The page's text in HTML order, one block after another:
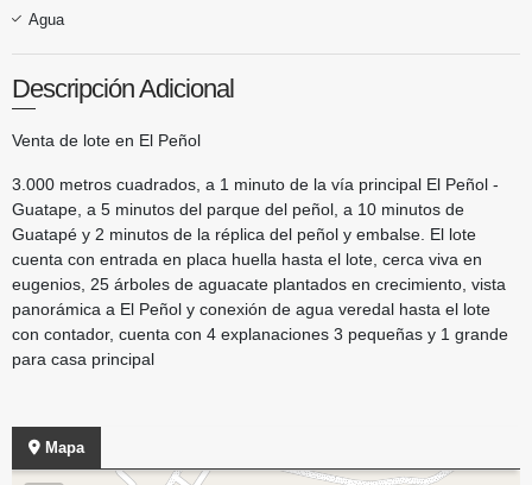
Agua
Descripción Adicional
Venta de lote en El Peñol
3.000 metros cuadrados, a 1 minuto de la vía principal El Peñol -
Guatape, a 5 minutos del parque del peñol, a 10 minutos de
Guatapé y 2 minutos de la réplica del peñol y embalse. El lote
cuenta con entrada en placa huella hasta el lote, cerca viva en
eugenios, 25 árboles de aguacate plantados en crecimiento, vista
panorámica a El Peñol y conexión de agua veredal hasta el lote
con contador, cuenta con 4 explanaciones 3 pequeñas y 1 grande
para casa principal
Mapa